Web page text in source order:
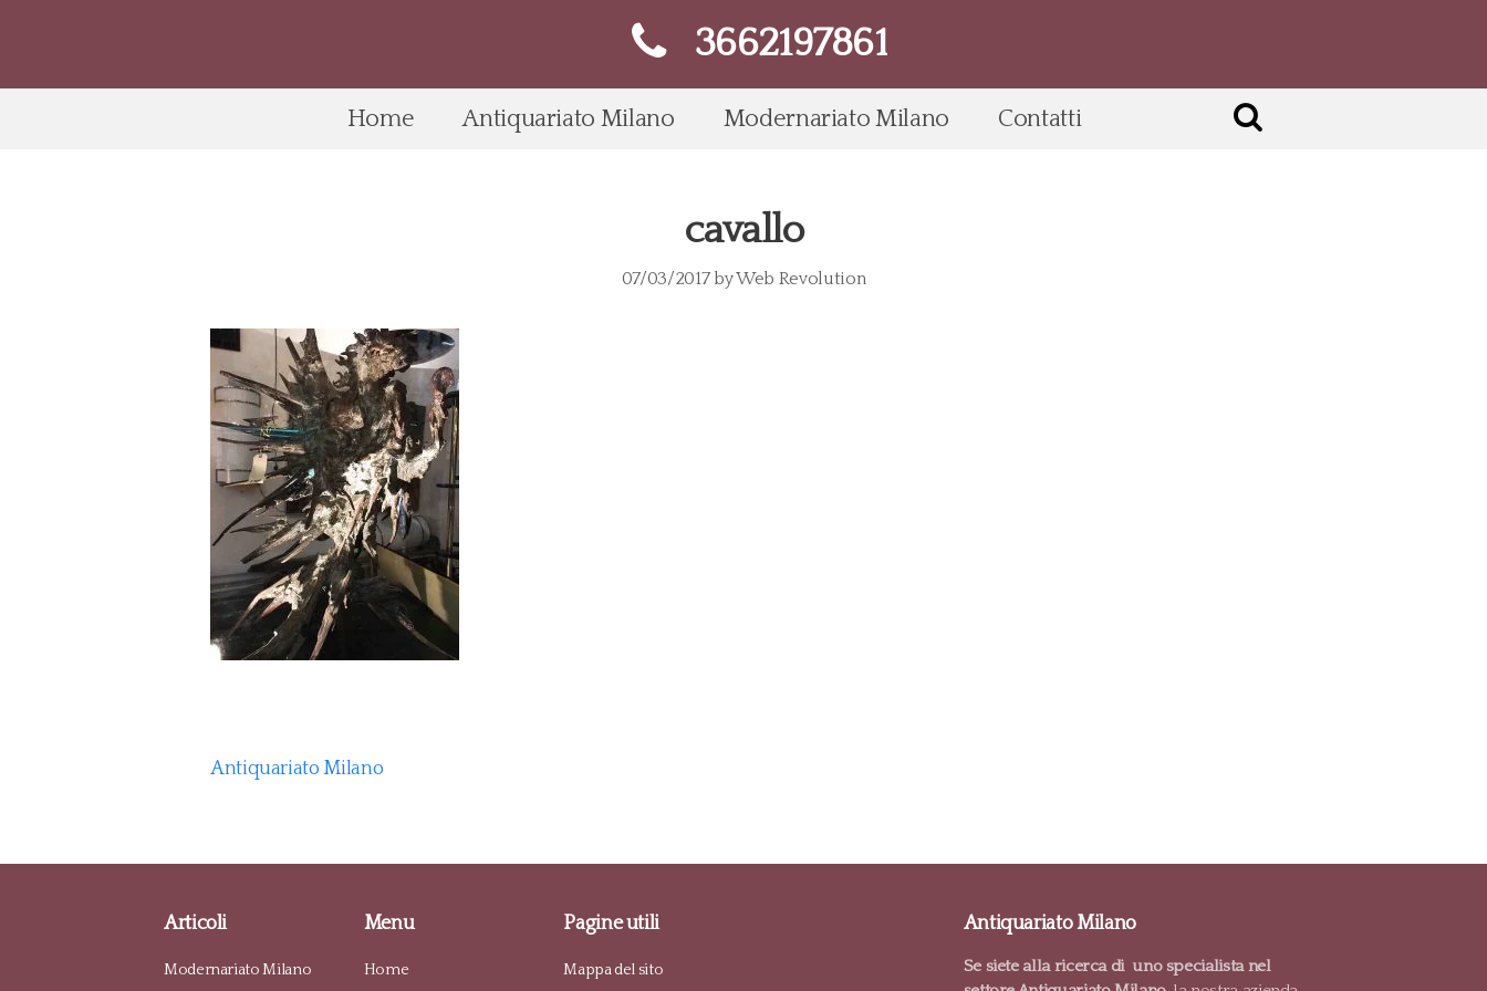
3662197861
Home Antiquariato Milano Modernariato Milano Contatti
cavallo
07/03/2017byWeb Revolution
Antiquariato Milano
Articoli
Modernariato Milano
Menu
Home
Pagine utili
Mappa del sito
Antiquariato Milano
Se siete alla ricerca di uno specialista nel